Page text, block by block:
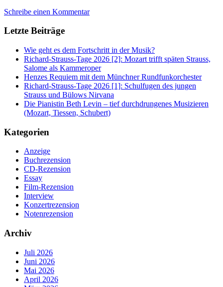
Schreibe einen Kommentar
Letzte Beiträge
Wie geht es dem Fortschritt in der Musik?
Richard-Strauss-Tage 2026 [2]: Mozart trifft späten Strauss,
Salome als Kammeroper
Henzes Requiem mit dem Münchner Rundfunkorchester
Richard-Strauss-Tage 2026 [1]: Schulfugen des jungen
Strauss und Bülows Nirvana
Die Pianistin Beth Levin – tief durchdrungenes Musizieren
(Mozart, Tiessen, Schubert)
Kategorien
Anzeige
Buchrezension
CD-Rezension
Essay
Film-Rezension
Interview
Konzertrezension
Notenrezension
Archiv
Juli 2026
Juni 2026
Mai 2026
April 2026